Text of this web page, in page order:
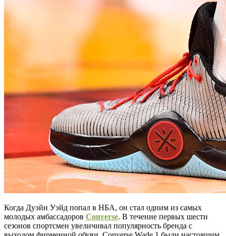
Когда Дуэйн Уэйд попал в НБА, он стал одним из самых
молодых амбассадоров Converse. В течение первых шести
сезонов спортсмен увеличивал популярность бренда с